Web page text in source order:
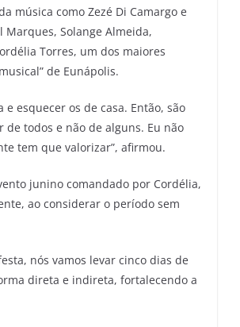
música como Zezé Di Camargo e
Marques, Solange Almeida,
Torres, um dos maiores
de Eunápolis.
esquecer os de casa. Então, são
todos e não de alguns. Eu não
tem que valorizar”, afirmou.
junino comandado por Cordélia,
ao considerar o período sem
nós vamos levar cinco dias de
direta e indireta, fortalecendo a